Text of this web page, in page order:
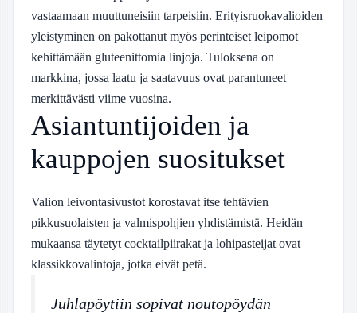
vastaamaan muuttuneisiin tarpeisiin. Erityisruokavalioiden
yleistyminen on pakottanut myös perinteiset leipomot
kehittämään gluteenittomia linjoja. Tuloksena on
markkina, jossa laatu ja saatavuus ovat parantuneet
merkittävästi viime vuosina.
Asiantuntijoiden ja
kauppojen suositukset
Valion leivontasivustot korostavat itse tehtävien
pikkusuolaisten ja valmispohjien yhdistämistä. Heidän
mukaansa täytetyt cocktailpiirakat ja lohipasteijat ovat
klassikkovalintoja, jotka eivät petä.
Juhlapöytiin sopivat noutopöydän